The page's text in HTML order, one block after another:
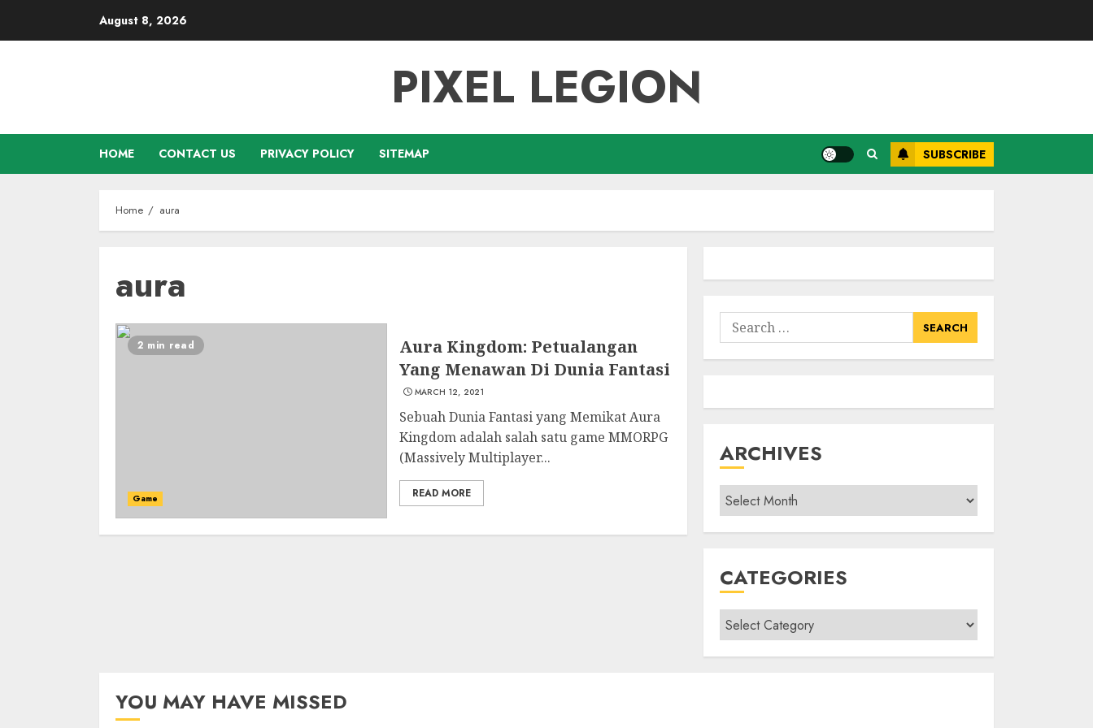
August 8, 2026
PIXEL LEGION
HOME CONTACT US PRIVACY POLICY SITEMAP SUBSCRIBE
Home aura
aura
2 min read
Game
Aura Kingdom: Petualangan
Yang Menawan Di Dunia Fantasi
MARCH 12, 2021
Sebuah Dunia Fantasi yang Memikat Aura
Kingdom adalah salah satu game MMORPG
(Massively Multiplayer...
READ MORE
Search
for:
ARCHIVES
Archives
CATEGORIES
Categories
YOU MAY HAVE MISSED